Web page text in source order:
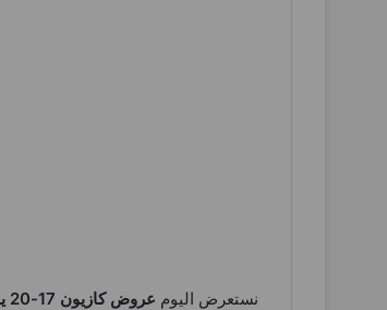
نستعرض اليوم عروض كازيون 17-20 يونيو 2026